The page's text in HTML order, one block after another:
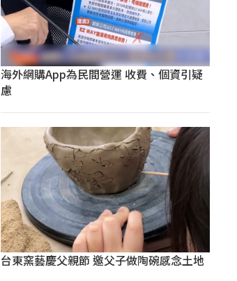
海外網購App為民間營運 收費、個資引疑
慮
台東窯藝慶父親節 邀父子做陶碗感念土地